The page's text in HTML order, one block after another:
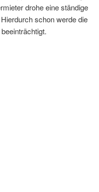
drohe eine ständige
schon werde die